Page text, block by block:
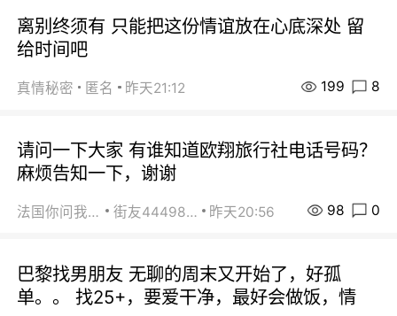
离别终须有 只能把这份情谊放在心底深处 留
给时间吧
真情秘密 匿名 昨天21:12 199 8
请问一下大家 有谁知道欧翔旅行社电话号码？
麻烦告知一下，谢谢
法国你问我答 街友44498484 昨天20:56 98 0
巴黎找男朋友 无聊的周末又开始了，好孤
单。。 找25+，要爱干净，最好会做饭，情